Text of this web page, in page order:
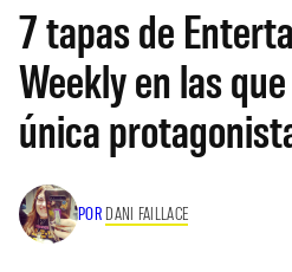
7 tapas de
Weekly en las
única
POR DANI FAILLACE